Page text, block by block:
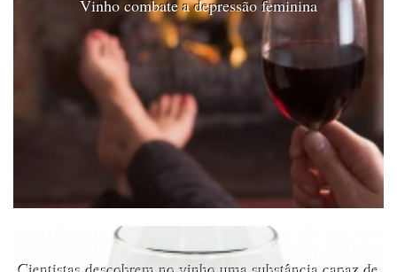
Vinho combate a depressão feminina